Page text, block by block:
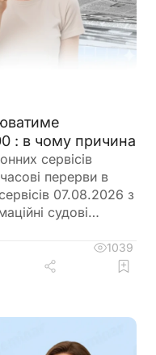
: в чому причина
сервісів
перерви в
07.08.2026 з
судові
1039